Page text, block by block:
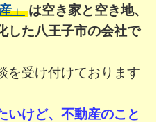
」 は空き家と空き地、
した八王子市の会社で
を受け付けております
いけど、不動産のこと